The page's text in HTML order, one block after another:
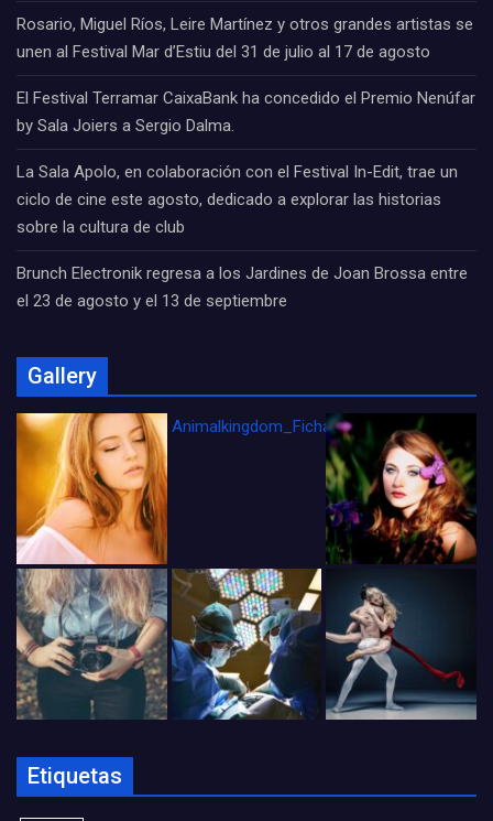
Rosario, Miguel Ríos, Leire Martínez y otros grandes artistas se
unen al Festival Mar d’Estiu del 31 de julio al 17 de agosto
El Festival Terramar CaixaBank ha concedido el Premio Nenúfar
by Sala Joiers a Sergio Dalma.
La Sala Apolo, en colaboración con el Festival In-Edit, trae un
ciclo de cine este agosto, dedicado a explorar las historias
sobre la cultura de club
Brunch Electronik regresa a los Jardines de Joan Brossa entre
el 23 de agosto y el 13 de septiembre
Gallery
Animalkingdom_FichaCine
Etiquetas